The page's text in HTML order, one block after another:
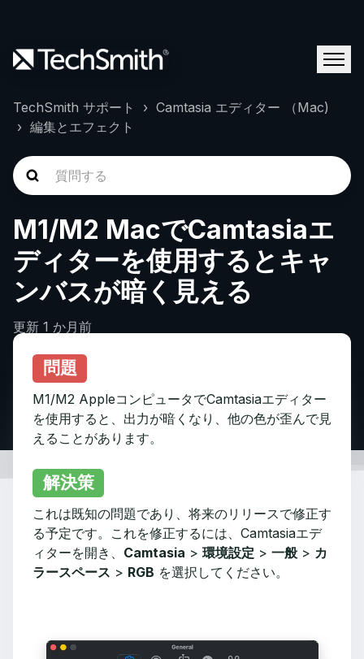
TechSmith サポート
Camtasia エディター （Mac)
編集とエフェクト
M1/M2 MacでCamtasiaエ
ディターを使用するとキャ
ンバスが暗く見える
更新 1 か月前
問題
M1/M2 AppleコンピュータでCamtasiaエディター
を使用すると、出力が暗くなり、他の色が歪んで見
えることがあります。
解決策
これは既知の問題であり、将来のリリースで修正す
る予定です。これを修正するには、Camtasiaエデ
ィターを開き、 Camtasia > 環境設定 > 一般 > カ
ラースペース > RGB を選択してください。